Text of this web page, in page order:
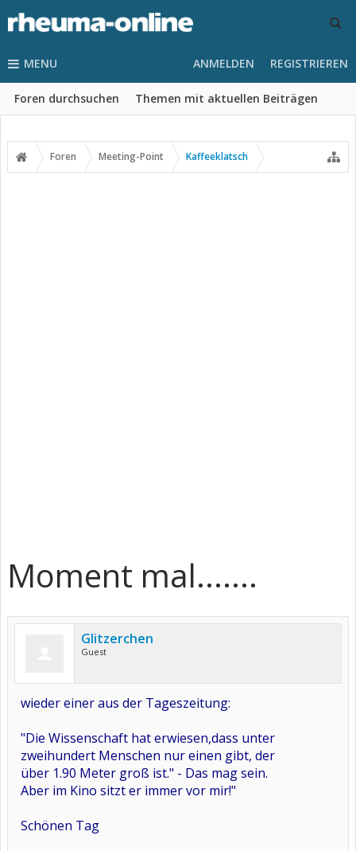
MENU
Foren durchsuchen Themen mit aktuellen Beiträgen
ANMELDEN REGISTRIEREN
Foren Meeting-Point Kaffeeklatsch
Moment mal.......
Glitzerchen
Guest
wieder einer aus der Tageszeitung:
"Die Wissenschaft hat erwiesen,dass unter
zweihundert Menschen nur einen gibt, der
über 1.90 Meter groß ist." - Das mag sein.
Aber im Kino sitzt er immer vor mir!"
Schönen Tag